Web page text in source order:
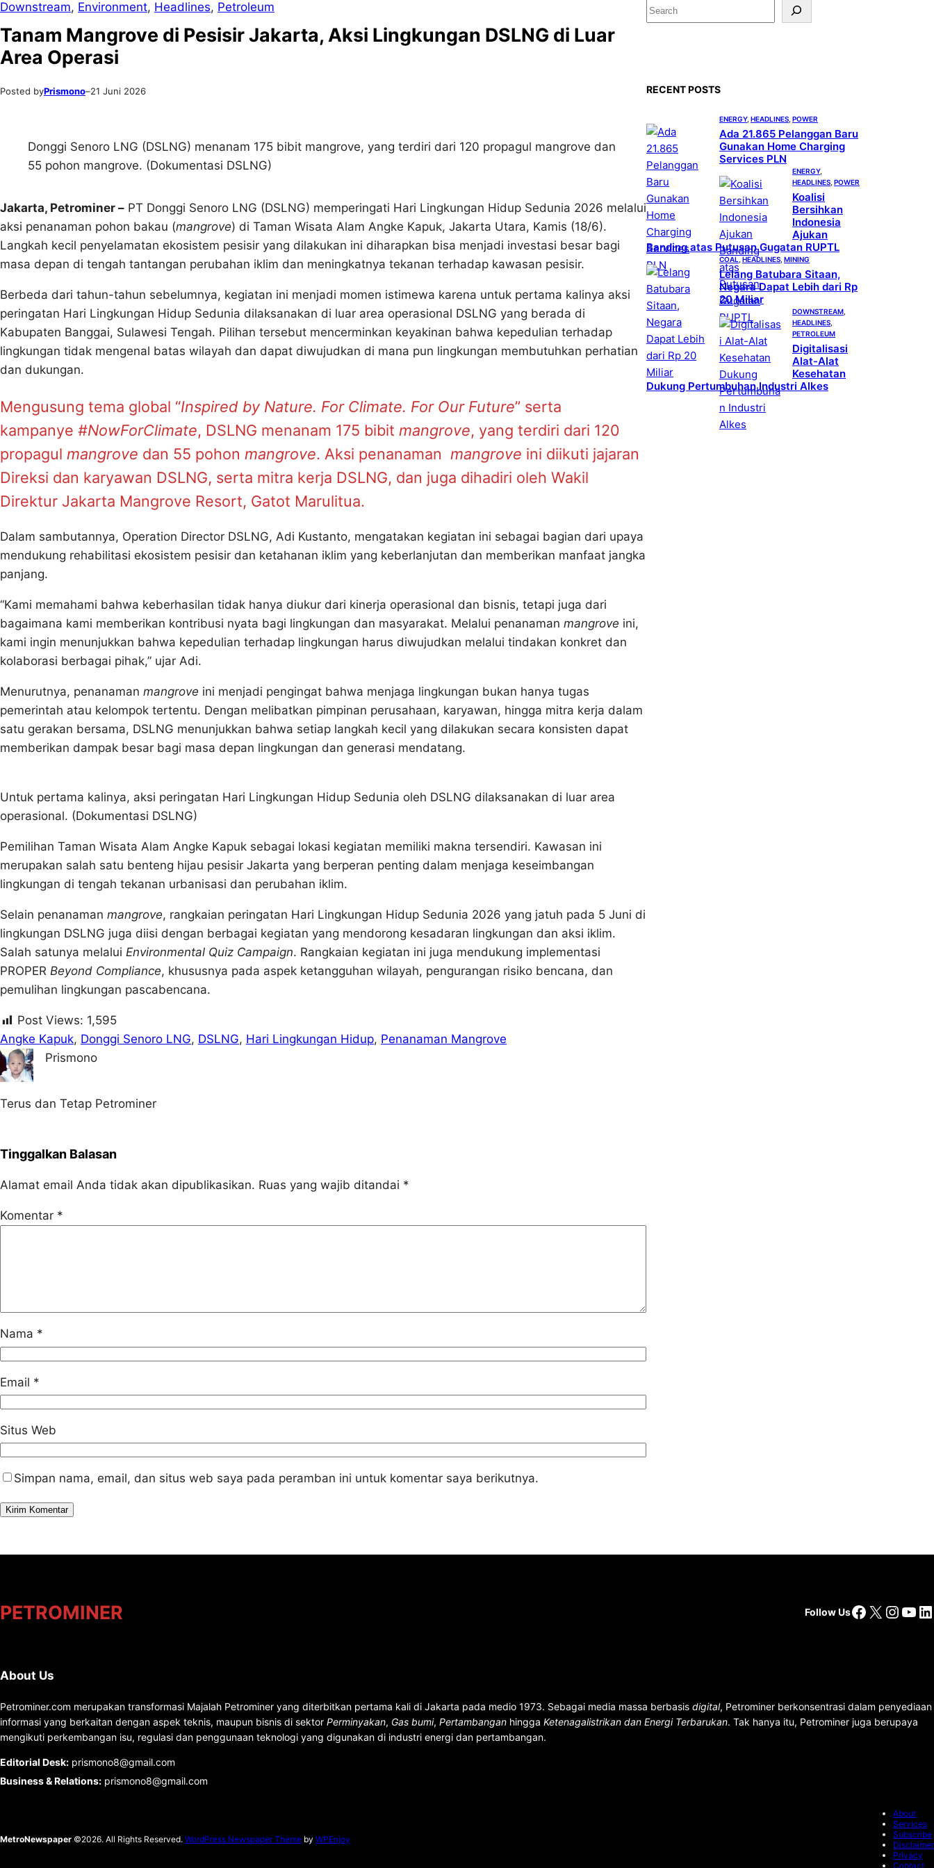
Downstream, Environment, Headlines, Petroleum
Tanam Mangrove di Pesisir Jakarta, Aksi Lingkungan DSLNG di Luar
Area Operasi
Posted byPrismono–21 Juni 2026
Donggi Senoro LNG (DSLNG) menanam 175 bibit mangrove, yang terdiri dari 120 propagul mangrove dan
55 pohon mangrove. (Dokumentasi DSLNG)
Jakarta, Petrominer – PT Donggi Senoro LNG (DSLNG) memperingati Hari Lingkungan Hidup Sedunia 2026 melalui
aksi penanaman pohon bakau (mangrove) di Taman Wisata Alam Angke Kapuk, Jakarta Utara, Kamis (18/6).
Langkah kecil penyelamatan ekosistem pesisir yang dilakukan ini diharapkan bisa menjadi investasi besar bagi
masa depan di tengah tantangan perubahan iklim dan meningkatnya tekanan terhadap kawasan pesisir.
Berbeda dari tahun-tahun sebelumnya, kegiatan ini menjadi momen istimewa karena untuk pertama kalinya aksi
peringatan Hari Lingkungan Hidup Sedunia dilaksanakan di luar area operasional DSLNG yang berada di
Kabupaten Banggai, Sulawesi Tengah. Pilihan tersebut mencerminkan keyakinan bahwa kepedulian terhadap
lingkungan tidak mengenal batas wilayah dan dapat diwujudkan di mana pun lingkungan membutuhkan perhatian
dan dukungan.
Mengusung tema global “Inspired by Nature. For Climate. For Our Future” serta
kampanye #NowForClimate, DSLNG menanam 175 bibit mangrove, yang terdiri dari 120
propagul mangrove dan 55 pohon mangrove. Aksi penanaman mangrove ini diikuti jajaran
Direksi dan karyawan DSLNG, serta mitra kerja DSLNG, dan juga dihadiri oleh Wakil
Direktur Jakarta Mangrove Resort, Gatot Marulitua.
Dalam sambutannya, Operation Director DSLNG, Adi Kustanto, mengatakan kegiatan ini sebagai bagian dari upaya
mendukung rehabilitasi ekosistem pesisir dan ketahanan iklim yang keberlanjutan dan memberikan manfaat jangka
panjang.
“Kami memahami bahwa keberhasilan tidak hanya diukur dari kinerja operasional dan bisnis, tetapi juga dari
bagaimana kami memberikan kontribusi nyata bagi lingkungan dan masyarakat. Melalui penanaman mangrove ini,
kami ingin menunjukkan bahwa kepedulian terhadap lingkungan harus diwujudkan melalui tindakan konkret dan
kolaborasi berbagai pihak,” ujar Adi.
Menurutnya, penanaman mangrove ini menjadi pengingat bahwa menjaga lingkungan bukan hanya tugas
pemerintah atau kelompok tertentu. Dengan melibatkan pimpinan perusahaan, karyawan, hingga mitra kerja dalam
satu gerakan bersama, DSLNG menunjukkan bahwa setiap langkah kecil yang dilakukan secara konsisten dapat
memberikan dampak besar bagi masa depan lingkungan dan generasi mendatang.
Untuk pertama kalinya, aksi peringatan Hari Lingkungan Hidup Sedunia oleh DSLNG dilaksanakan di luar area
operasional. (Dokumentasi DSLNG)
Pemilihan Taman Wisata Alam Angke Kapuk sebagai lokasi kegiatan memiliki makna tersendiri. Kawasan ini
merupakan salah satu benteng hijau pesisir Jakarta yang berperan penting dalam menjaga keseimbangan
lingkungan di tengah tekanan urbanisasi dan perubahan iklim.
Selain penanaman mangrove, rangkaian peringatan Hari Lingkungan Hidup Sedunia 2026 yang jatuh pada 5 Juni di
lingkungan DSLNG juga diisi dengan berbagai kegiatan yang mendorong kesadaran lingkungan dan aksi iklim.
Salah satunya melalui Environmental Quiz Campaign. Rangkaian kegiatan ini juga mendukung implementasi
PROPER Beyond Compliance, khususnya pada aspek ketangguhan wilayah, pengurangan risiko bencana, dan
pemulihan lingkungan pascabencana.
Post Views: 1,595
Angke Kapuk, Donggi Senoro LNG, DSLNG, Hari Lingkungan Hidup, Penanaman Mangrove
Prismono
Terus dan Tetap Petrominer
Tinggalkan Balasan
Alamat email Anda tidak akan dipublikasikan. Ruas yang wajib ditandai *
Komentar *
Nama *
Email *
Situs Web
Simpan nama, email, dan situs web saya pada peramban ini untuk komentar saya berikutnya.
S
e
RECENT POSTS
ENERGY, HEADLINES POWER
Ada 21.865 Pelanggan Baru
Gunakan Home Charging
Services PLN
ENERGY
HEADLINES POWER
Koalisi
Bersihkan
Indonesia
Ajukan
Banding atas Putusan Gugatan RUPTL
COAL HEADLINES MINING
Lelang Batubara Sitaan,
Negara Dapat Lebih dari Rp
20 Miliar
DOWNSTREAM
HEADLINES
PETROLEUM
Digitalisasi
Alat-Alat
Kesehatan
Dukung Pertumbuhan Industri Alkes
PETROMINER Follow UsFacebook
X
About Us
Petrominer.com merupakan transformasi Majalah Petrominer yang diterbitkan pertama kali di Jakarta pada medio 1973. Sebagai media massa berbasis digital, Petrominer berkonsentrasi dalam penyediaan
informasi yang berkaitan dengan aspek teknis, maupun bisnis di sektor Perminyakan, Gas bumi, Pertambangan hingga Ketenagalistrikan dan Energi Terbarukan. Tak hanya itu, Petrominer juga berupaya
mengikuti perkembangan isu, regulasi dan penggunaan teknologi yang digunakan di industri energi dan pertambangan.
Editorial Desk: prismono8@gmail.com
Business & Relations: prismono8@gmail.com
MetroNewspaper ©2026. All Rights Reserved. WordPress Newspaper Theme by WPEnjoy
About
Services
Subscribe
Disclaimer
Privacy
Contact